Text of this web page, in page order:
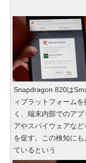
Snapdragon 820は
ィプラットフォーム
く、端末内部でのア
アやスパイウェアな
を促す。この検知に
ているという